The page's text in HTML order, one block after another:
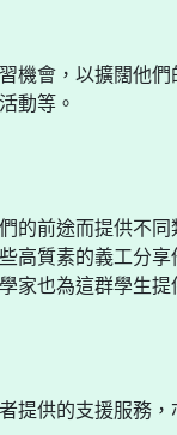
機會，以擴闊他
動等。
的前途而提供不
高質素的義工分
家也為這群學生
提供的支援服務